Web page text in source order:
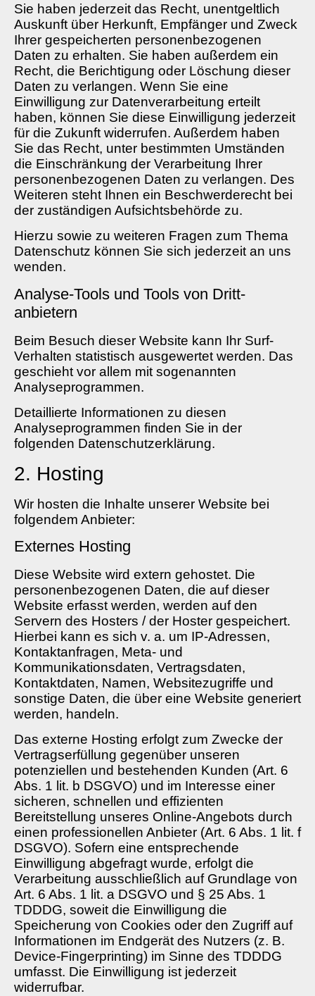
Sie haben jederzeit das Recht, unentgeltlich
Auskunft über Herkunft, Empfänger und Zweck
Ihrer gespeicherten personenbezogenen
Daten zu erhalten. Sie haben außerdem ein
Recht, die Berichtigung oder Löschung dieser
Daten zu verlangen. Wenn Sie eine
Einwilligung zur Datenverarbeitung erteilt
haben, können Sie diese Einwilligung jederzeit
für die Zukunft widerrufen. Außerdem haben
Sie das Recht, unter bestimmten Umständen
die Einschränkung der Verarbeitung Ihrer
personenbezogenen Daten zu verlangen. Des
Weiteren steht Ihnen ein Beschwerderecht bei
der zuständigen Aufsichtsbehörde zu.
Hierzu sowie zu weiteren Fragen zum Thema
Datenschutz können Sie sich jederzeit an uns
wenden.
Analyse-Tools und Tools von Dritt­
anbietern
Beim Besuch dieser Website kann Ihr Surf-
Verhalten statistisch ausgewertet werden. Das
geschieht vor allem mit sogenannten
Analyseprogrammen.
Detaillierte Informationen zu diesen
Analyseprogrammen finden Sie in der
folgenden Datenschutzerklärung.
2. Hosting
Wir hosten die Inhalte unserer Website bei
folgendem Anbieter:
Externes Hosting
Diese Website wird extern gehostet. Die
personenbezogenen Daten, die auf dieser
Website erfasst werden, werden auf den
Servern des Hosters / der Hoster gespeichert.
Hierbei kann es sich v. a. um IP-Adressen,
Kontaktanfragen, Meta- und
Kommunikationsdaten, Vertragsdaten,
Kontaktdaten, Namen, Websitezugriffe und
sonstige Daten, die über eine Website generiert
werden, handeln.
Das externe Hosting erfolgt zum Zwecke der
Vertragserfüllung gegenüber unseren
potenziellen und bestehenden Kunden (Art. 6
Abs. 1 lit. b DSGVO) und im Interesse einer
sicheren, schnellen und effizienten
Bereitstellung unseres Online-Angebots durch
einen professionellen Anbieter (Art. 6 Abs. 1 lit. f
DSGVO). Sofern eine entsprechende
Einwilligung abgefragt wurde, erfolgt die
Verarbeitung ausschließlich auf Grundlage von
Art. 6 Abs. 1 lit. a DSGVO und § 25 Abs. 1
TDDDG, soweit die Einwilligung die
Speicherung von Cookies oder den Zugriff auf
Informationen im Endgerät des Nutzers (z. B.
Device-Fingerprinting) im Sinne des TDDDG
umfasst. Die Einwilligung ist jederzeit
widerrufbar.